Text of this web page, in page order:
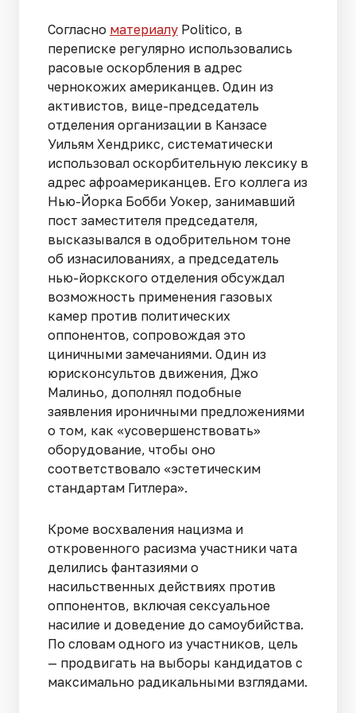
Согласно материалу Politico, в
переписке регулярно использовались
расовые оскорбления в адрес
чернокожих американцев. Один из
активистов, вице-председатель
отделения организации в Канзасе
Уильям Хендрикс, систематически
использовал оскорбительную лексику в
адрес афроамериканцев. Его коллега из
Нью-Йорка Бобби Уокер, занимавший
пост заместителя председателя,
высказывался в одобрительном тоне
об изнасилованиях, а председатель
нью-йоркского отделения обсуждал
возможность применения газовых
камер против политических
оппонентов, сопровождая это
циничными замечаниями. Один из
юрисконсультов движения, Джо
Малиньо, дополнял подобные
заявления ироничными предложениями
о том, как «усовершенствовать»
оборудование, чтобы оно
соответствовало «эстетическим
стандартам Гитлера».
Кроме восхваления нацизма и
откровенного расизма участники чата
делились фантазиями о
насильственных действиях против
оппонентов, включая сексуальное
насилие и доведение до самоубийства.
По словам одного из участников, цель
— продвигать на выборы кандидатов с
максимально радикальными взглядами.